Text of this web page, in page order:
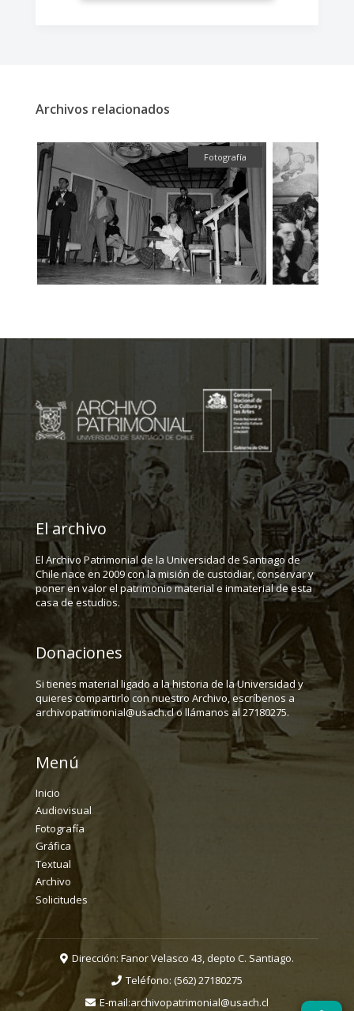
Archivos relacionados
Fotografía
El archivo
El Archivo Patrimonial de la Universidad de Santiago de
Chile nace en 2009 con la misión de custodiar, conservar y
poner en valor el patrimonio material e inmaterial de esta
casa de estudios.
Donaciones
Si tienes material ligado a la historia de la Universidad y
quieres compartirlo con nuestro Archivo, escríbenos a
archivopatrimonial@usach.cl o llámanos al 27180275.
Menú
Inicio
Audiovisual
Fotografía
Gráfica
Textual
Archivo
Solicitudes
Dirección: Fanor Velasco 43, depto C. Santiago.
Teléfono: (562) 27180275
E-mail:archivopatrimonial@usach.cl